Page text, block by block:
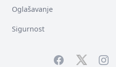
Oglašavanje
Sigurnost
FacebookTwitter